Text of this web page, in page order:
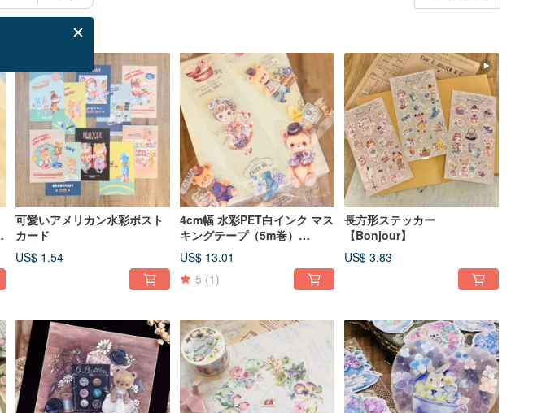
可愛いアメリカン水彩ポスト
カード
US$ 1.54
4cm幅 水彩PET白インク マス
キングテープ（5m巻）
【Bonjour】
US$ 13.01
5 (1)
長方形ステッカー
【Bonjour】
US$ 3.83